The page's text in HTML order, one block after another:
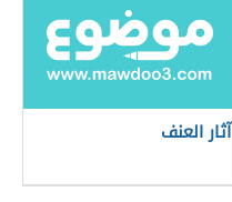
آثار العنف